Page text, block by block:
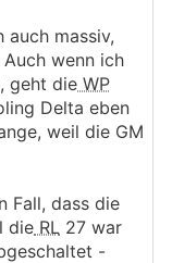
auch massiv,
wenn ich
geht die WP
Delta eben
weil die GM
Fall, dass die
die RL 27 war
-